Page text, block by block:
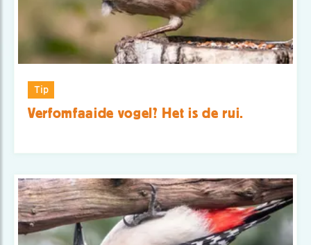
Tip
Verfomfaaide vogel? Het is de rui.